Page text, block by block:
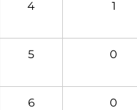
4 1
5 0
6 0